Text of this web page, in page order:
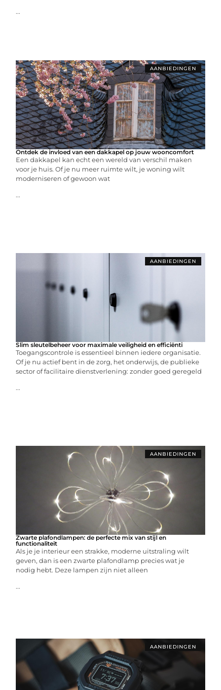
...
AANBIEDINGEN
Ontdek de invloed van een dakkapel op jouw wooncomfort
Een dakkapel kan echt een wereld van verschil maken
voor je huis. Of je nu meer ruimte wilt, je woning wilt
moderniseren of gewoon wat
...
AANBIEDINGEN
Slim sleutelbeheer voor maximale veiligheid en efficiënti
Toegangscontrole is essentieel binnen iedere organisatie.
Of je nu actief bent in de zorg, het onderwijs, de publieke
sector of facilitaire dienstverlening: zonder goed geregeld
...
AANBIEDINGEN
Zwarte plafondlampen: de perfecte mix van stijl en
functionaliteit
Als je je interieur een strakke, moderne uitstraling wilt
geven, dan is een zwarte plafondlamp precies wat je
nodig hebt. Deze lampen zijn niet alleen
...
AANBIEDINGEN